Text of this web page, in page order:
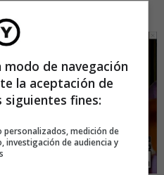
de navegación
la aceptación de
siguientes fines:
personalizados, medición de
investigación de audiencia y